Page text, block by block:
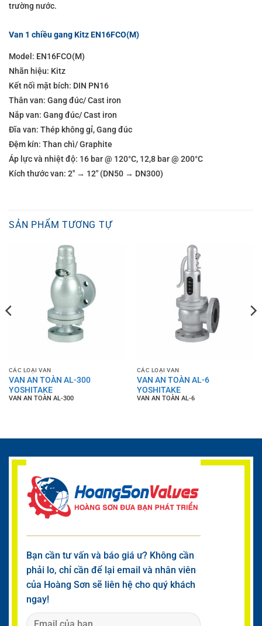
trường nước.
Van 1 chiều gang Kitz EN16FCO(M)
Model: EN16FCO(M)
Nhãn hiệu: Kitz
Kết nối mặt bích: DIN PN16
Thân van: Gang đúc/ Cast iron
Nắp van: Gang đúc/ Cast iron
Đĩa van: Thép không gỉ, Gang đúc
Đệm kín: Than chì/ Graphite
Áp lực và nhiệt độ: 16 bar @ 120°C, 12,8 bar @ 200°C
Kích thước van: 2″ → 12″ (DN50 → DN300)
SẢN PHẨM TƯƠNG TỰ
CÁC LOẠI VAN
VAN AN TOÀN AL-300
YOSHITAKE
VAN AN TOÀN AL-300
CÁC LOẠI VAN
VAN AN TOÀN AL-6
YOSHITAKE
VAN AN TOÀN AL-6
Bạn cần tư vấn và báo giá ư? Không cần
phải lo, chỉ cần để lại email và nhân viên
của Hoàng Sơn sẽ liên hệ cho quý khách
ngay!